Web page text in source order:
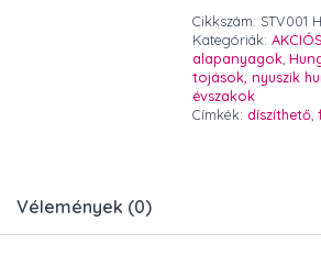
Cikkszám: STV001
Kategóriák:
alapanyagok,
tojások, nyuszik
évszakok
Címkék: díszíthető,
Vélemények (0)